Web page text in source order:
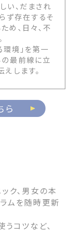
い、だまされ
ず存在するそ
め、日々、不
境」を第一
の最前線に立
します。
ら
ク、男女の本
ムを随時更新
コツなど、